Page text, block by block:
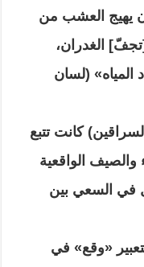
يهيج العشب من
الغدران،
(لسان
كانت تتبع
والصيف الواقعية
في السعي بين
«وقع» في